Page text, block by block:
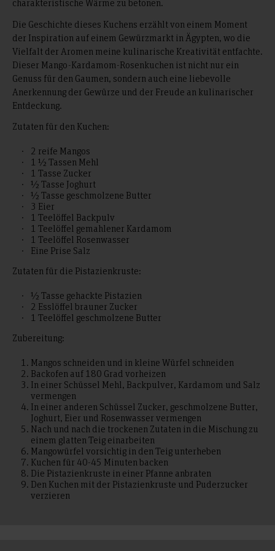
Die Geschichte dieses Kuchens erzählt von einem Moment
der Inspiration auf einem Gewürzmarkt in Ägypten, wo die
Vielfalt der Aromen meine kulinarische Kreativität entfachte.
Dieser Mango-Kardamom-Rosenkuchen ist nicht nur ein
Genuss für den Gaumen, sondern auch eine liebevolle
Anerkennung der Gewürze und der Freude an kulinarischer
Entdeckung.
Zutaten für den Kuchen:
2 reife Mangos
1 ½ Tassen Mehl
1 Tasse Zucker
½ Tasse Joghurt
½ Tasse geschmolzene Butter
3 Eier
1 Teelöffel Backpulv
1 Teelöffel gemahlener Kardamom
1 Teelöffel Rosenwasser
Eine Prise Salz
Zutaten für die Pistazienkruste:
½ Tasse gehackte Pistazien
2 Esslöffel brauner Zucker
1 Teelöffel geschmolzene Butter
Zubereitung:
Mangos schneiden und in kleine Würfel schneiden
Backofen auf 180 Grad vorheizen
In einer Schüssel Mehl, Backpulver, Kardamom und Salz
vermengen
In einer anderen Schüssel Zucker, geschmolzene Butter,
Joghurt, Eier und Rosenwasser vermengen
Nach und nach die trockenen Zutaten in die Mischung zu
einem glatten Teig einarbeiten
Mangowürfel vorsichtig in den Teig unterheben
Kuchen für 40-45 Minuten backen
Die Pistazienkruste in einer Pfanne anbraten
Den Kuchen mit der Pistazienkruste und Puderzucker
verzieren